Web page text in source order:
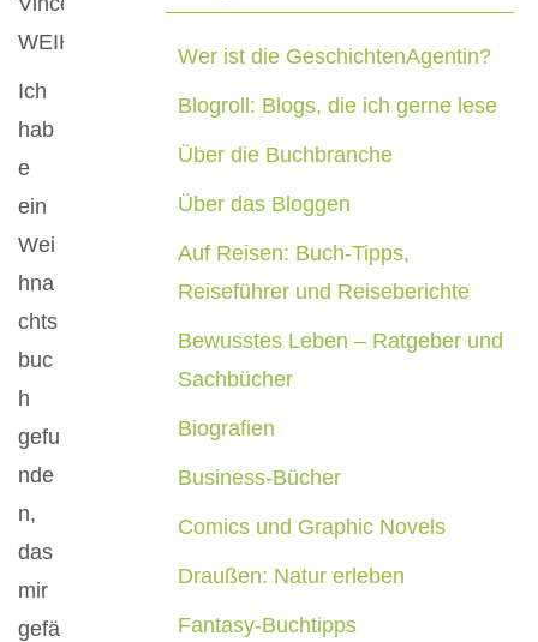
Ich
hab
e
ein
Wei
hna
chts
buc
h
gefu
nde
n,
das
mir
gefä
Wer ist die GeschichtenAgentin?
Blogroll: Blogs, die ich gerne lese
Über die Buchbranche
Über das Bloggen
Auf Reisen: Buch-Tipps,
Reiseführer und Reiseberichte
Bewusstes Leben – Ratgeber und
Sachbücher
Biografien
Business-Bücher
Comics und Graphic Novels
Draußen: Natur erleben
Fantasy-Buchtipps